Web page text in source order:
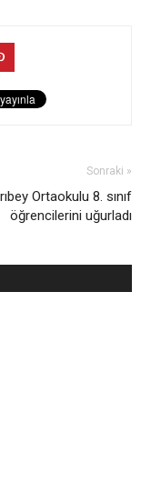
Sonraki »
Ortaokulu 8. sınıf
öğrencilerini uğurladı